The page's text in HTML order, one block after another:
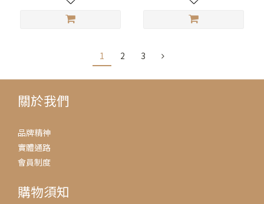
1 2 3
關於我們
品牌精神
實體通路
會員制度
購物須知